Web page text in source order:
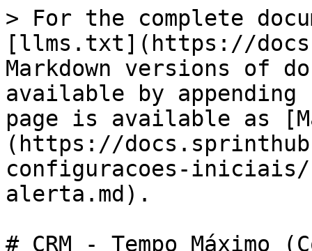
> For the complete
[llms.txt](https://
Markdown versions of
available by
page is available as
(https://
configuracoes-iniciais/
alerta.md).
# CRM - Tempo Máximo